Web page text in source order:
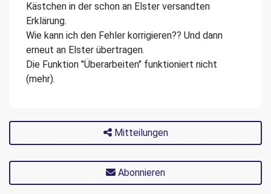
Kästchen in der schon an Elster versandten
Erklärung.
Wie kann ich den Fehler korrigieren?? Und dann
erneut an Elster übertragen.
Die Funktion "Überarbeiten" funktioniert nicht
(mehr).
Mitteilungen
Abonnieren